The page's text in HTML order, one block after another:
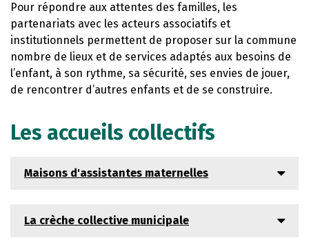
Pour répondre aux attentes des familles, les
partenariats avec les acteurs associatifs et
institutionnels permettent de proposer sur la commune
nombre de lieux et de services adaptés aux besoins de
l’enfant, à son rythme, sa sécurité, ses envies de jouer,
de rencontrer d’autres enfants et de se construire.
Les accueils collectifs
Maisons d'assistantes maternelles
La crèche collective municipale